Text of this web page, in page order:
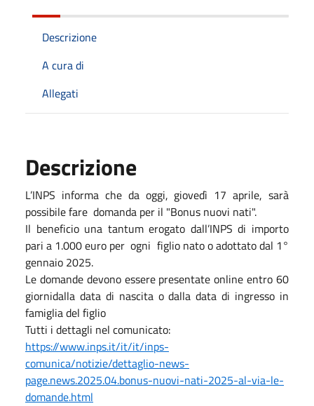
Descrizione
A cura di
Allegati
Descrizione
L’INPS informa che da oggi, giovedì 17 aprile, sarà
possibile fare domanda per il "Bonus nuovi nati".
Il beneficio una tantum erogato dall’INPS di importo
pari a 1.000 euro per ogni figlio nato o adottato dal 1°
gennaio 2025.
Le domande devono essere presentate online entro 60
giornidalla data di nascita o dalla data di ingresso in
famiglia del figlio
Tutti i dettagli nel comunicato:
https://www.inps.it/it/it/inps-
comunica/notizie/dettaglio-news-
page.news.2025.04.bonus-nuovi-nati-2025-al-via-le-
domande.html